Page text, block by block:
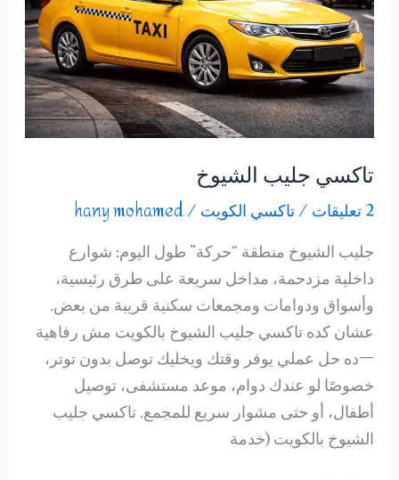
تاكسي جليب الشيوخ
2 تعليقات /تاكسي الكويت/
hany mohamed
جليب الشيوخ منطقة “حركة” طول اليوم: شوارع
داخلية مزدحمة، مداخل سريعة على طرق رئيسية،
وأسواق ودوامات ومجمعات سكنية قريبة من بعض.
عشان كده تاكسي جليب الشيوخ بالكويت مش رفاهية
—ده حل عملي يوفر وقتك ويخليك توصل بدون توتر،
خصوصًا لو عندك دوام، موعد مستشفى، توصيل
أطفال، أو حتى مشوار سريع للمجمع. تاكسي جليب
الشيوخ بالكويت (خدمة